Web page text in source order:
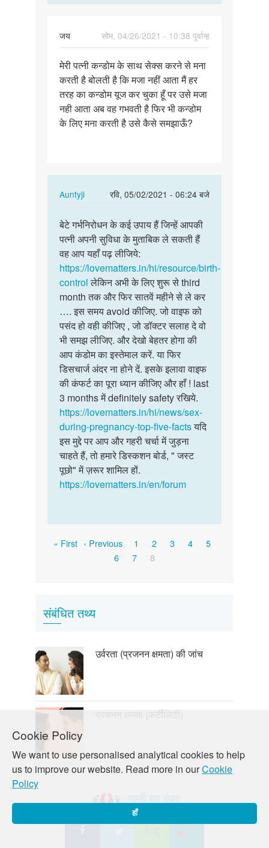
Cookie Policy
We want to use personalised analytical cookies to help
us to improve our website. Read more in ourCookie
Policy
हाँ
जय
सोम, 04/26/2021 - 10:38 पूर्वान्ह
मेरी
पत्नी
कन्डोम
के
साथ…
मेरी पत्नी कन्डोम के साथ सेक्स करने से मना
करती है बोलती है कि मजा नहीं आता मैं हर
तरह का कन्डोम यूज कर चुका हूँ पर उसे मजा
नही आता अब वह गभवती है फिर भी कन्डोम
के लिए मना करती है उसे कैसे समझाऊँ?
Auntyji
रवि, 05/02/2021 - 06:24 बजे
In
to
मेरी
पत्नी
कन्डोम
के
साथ…
by
जय
बेटे
गर्भनिरोधन
के
कई
उपाय…
बेटे गर्भनिरोधन के कई उपाय हैं जिन्हें आपकी
पत्नी अपनी सुविधा के मुताबिक ले सकती हैं
वह आप यहाँ पढ़ लीजिये:
https://lovematters.in/hi/resource/birth-
controlलेकिन अभी के लिए शुरू से third
month तक और फिर सातवें महीने से ले कर
…. इस समय avoid कीजिए. जो वाइफ को
पसंद हो वही कीजिए , जो डॉक्टर सलाह दे वो
भी समझ लीजिए. और देखो बेहतर होगा की
आप कंडोम का इस्तेमाल करें. या फिर
डिसचार्ज अंदर ना होने दें. इसके इलावा वाइफ
की कंफर्ट का पूरा ध्यान कीजिए और हाँ ! last
3 months में definitely safety रखिये.
https://lovematters.in/hi/news/sex-
during-pregnancy-top-five-factsयदि
इस मुद्दे पर आप और गहरी चर्चा में जुड़ना
चाहते हैं, तो हमारे डिस्कशन बोर्ड, " जस्ट
पूछो" में ज़रूर शामिल हों.
https://lovematters.in/en/forum
Pagination
First
« First Previous
‹ Previous Page
1 Page
2 Page
3 Page
4 Page
5
Page
6 Page
7
Current
8
संबंधित तथ्य
उर्वरता (प्रजनन क्षमता) की जांच
प्रजनन क्षमता (फर्टीलिटी)
पहली बार सेक्स
सारी जानकारी जो आपको चाहिए